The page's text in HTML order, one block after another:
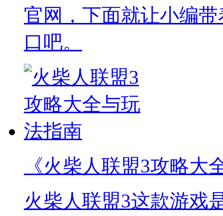
官网，下面就让小编
口吧。
《火柴人联盟3攻略大
火柴人联盟3这款游戏